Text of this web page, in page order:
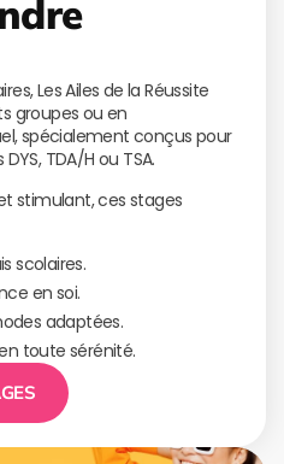
Les Ailes de la Réussite
groupes ou en
spécialement conçus pour
TDA/H ou TSA.
stimulant, ces stages
scolaires.
en soi.
adaptées.
toute sérénité.